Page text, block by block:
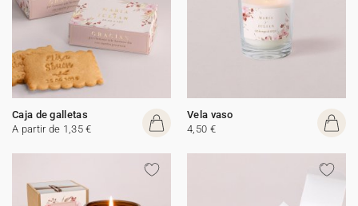
Caja de galletas
A partir de 1,35 €
Vela vaso
4,50 €